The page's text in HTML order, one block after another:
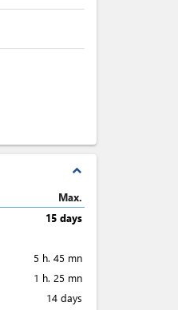
expand_less
Max.
15 days
5 h. 45 mn
1 h. 25 mn
14 days